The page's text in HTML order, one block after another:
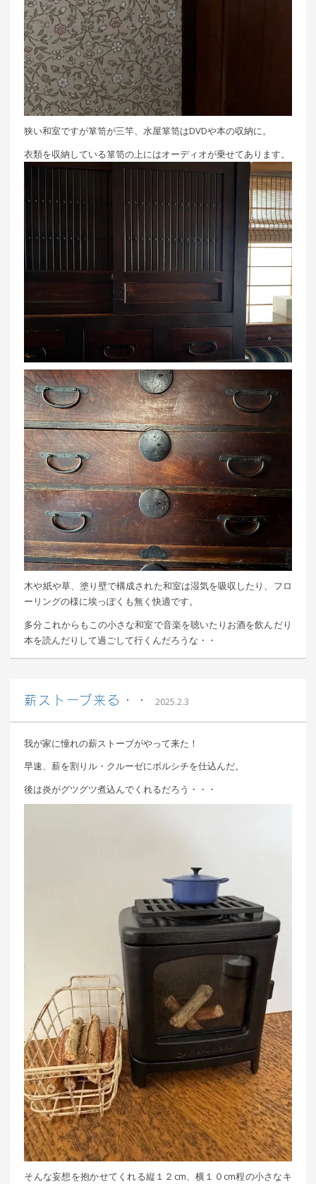
狭い和室ですが箪笥が三竿、水屋箪笥はDVDや本の収納に。
衣類を収納している箪笥の上にはオーディオが乗せてあります。
木や紙や草、塗り壁で構成された和室は湿気を吸収したり、フロ
ーリングの様に埃っぽくも無く快適です。
多分これからもこの小さな和室で音楽を聴いたりお酒を飲んだり
本を読んだりして過ごして行くんだろうな・・
薪ストーブ来る・・ 2025.2.3
我が家に憧れの薪ストーブがやって来た！
早速、薪を割りル・クルーゼにボルシチを仕込んだ。
後は炎がグツグツ煮込んでくれるだろう・・・
そんな妄想を抱かせてくれる縦１２cm、横１０cm程の小さなキ